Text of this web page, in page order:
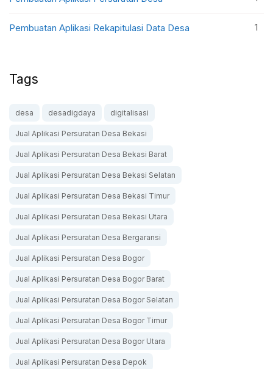
Pembuatan Aplikasi Rekapitulasi Data Desa 1
Tags
desa desadigdaya digitalisasi
Jual Aplikasi Persuratan Desa Bekasi
Jual Aplikasi Persuratan Desa Bekasi Barat
Jual Aplikasi Persuratan Desa Bekasi Selatan
Jual Aplikasi Persuratan Desa Bekasi Timur
Jual Aplikasi Persuratan Desa Bekasi Utara
Jual Aplikasi Persuratan Desa Bergaransi
Jual Aplikasi Persuratan Desa Bogor
Jual Aplikasi Persuratan Desa Bogor Barat
Jual Aplikasi Persuratan Desa Bogor Selatan
Jual Aplikasi Persuratan Desa Bogor Timur
Jual Aplikasi Persuratan Desa Bogor Utara
Jual Aplikasi Persuratan Desa Depok